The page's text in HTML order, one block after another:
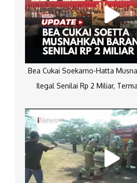
Bea Cukai Soekarno-Hatta
Ilegal Senilai Rp 2 Miliar,